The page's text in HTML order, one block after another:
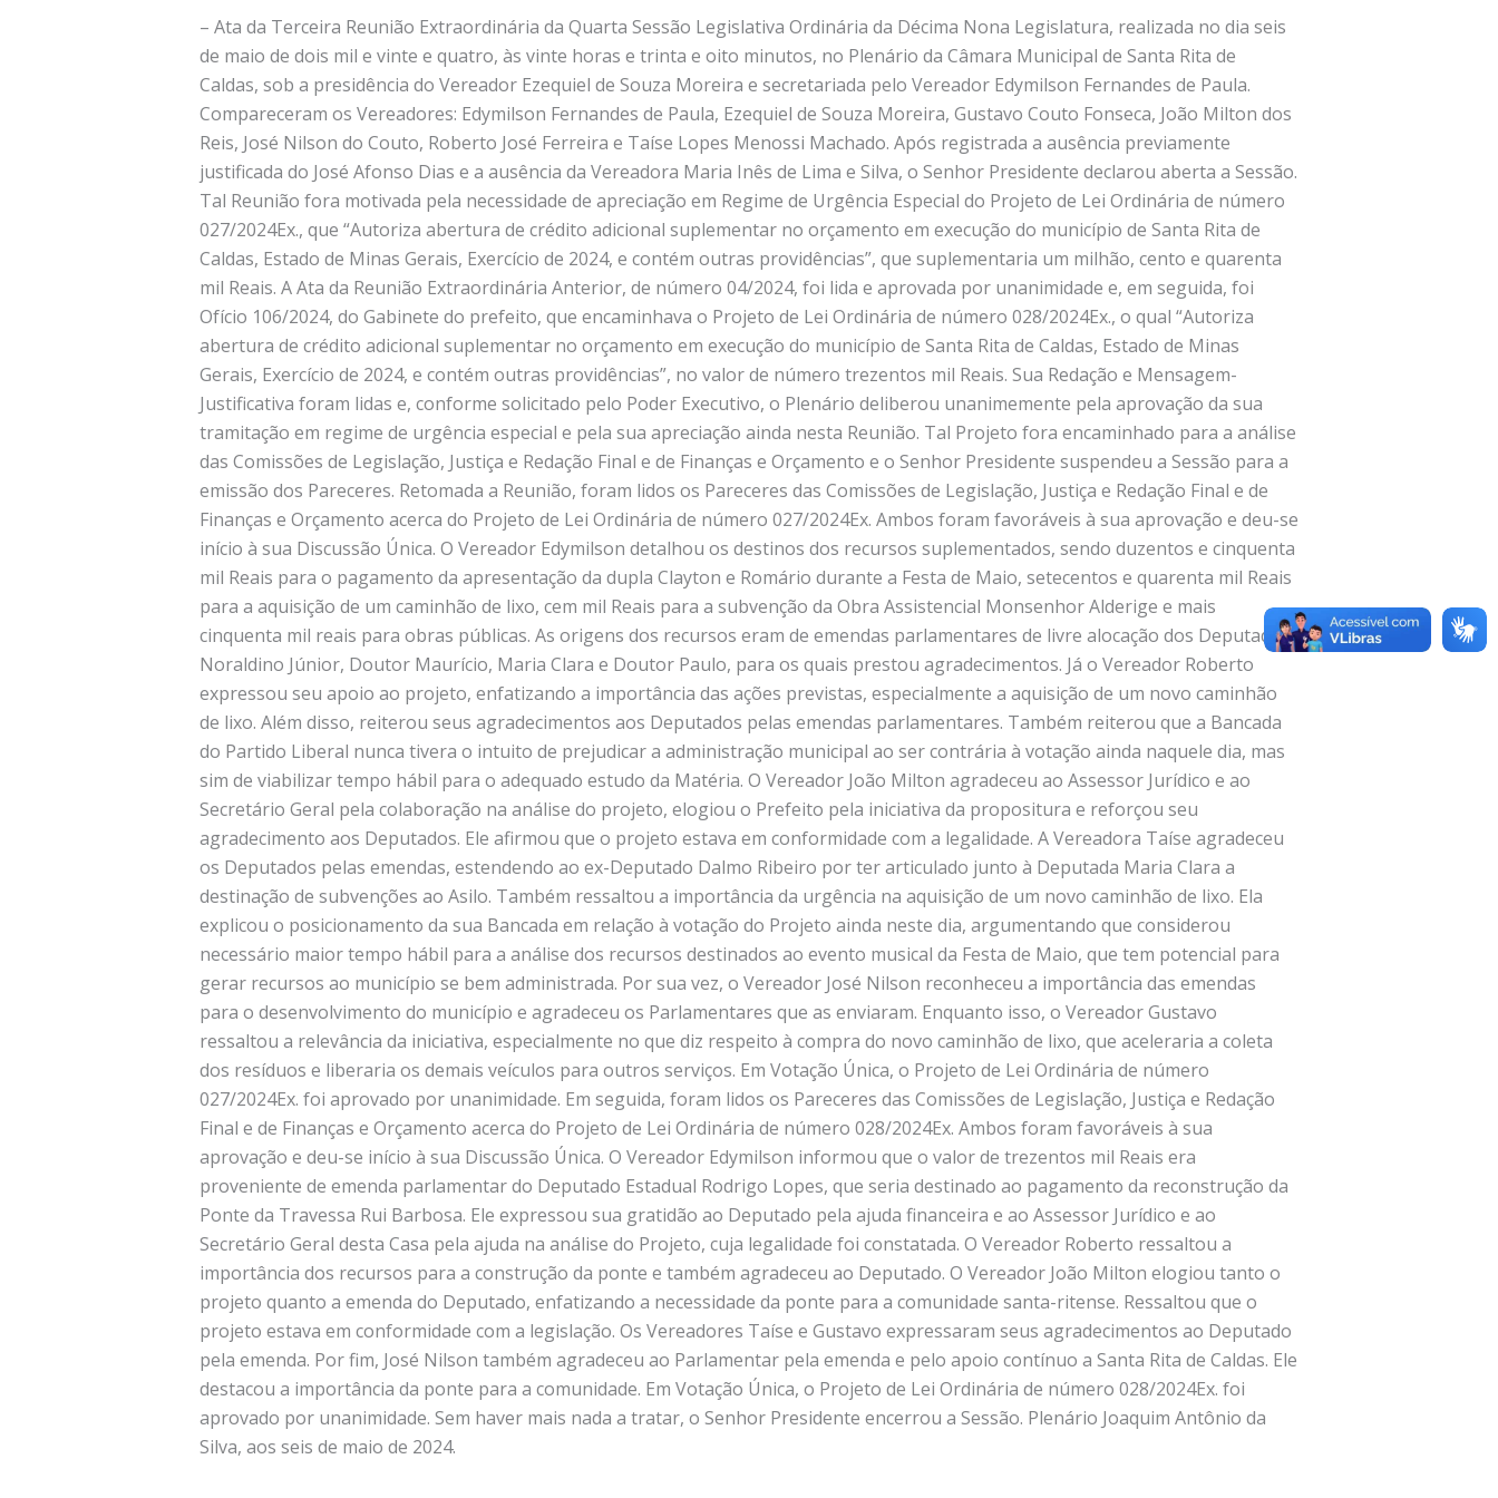
– Ata da Terceira Reunião Extraordinária da Quarta Sessão Legislativa Ordinária da Décima Nona Legislatura, realizada no dia seis
de maio de dois mil e vinte e quatro, às vinte horas e trinta e oito minutos, no Plenário da Câmara Municipal de Santa Rita de
Caldas, sob a presidência do Vereador Ezequiel de Souza Moreira e secretariada pelo Vereador Edymilson Fernandes de Paula.
Compareceram os Vereadores: Edymilson Fernandes de Paula, Ezequiel de Souza Moreira, Gustavo Couto Fonseca, João Milton dos
Reis, José Nilson do Couto, Roberto José Ferreira e Taíse Lopes Menossi Machado. Após registrada a ausência previamente
justificada do José Afonso Dias e a ausência da Vereadora Maria Inês de Lima e Silva, o Senhor Presidente declarou aberta a Sessão.
Tal Reunião fora motivada pela necessidade de apreciação em Regime de Urgência Especial do Projeto de Lei Ordinária de número
027/2024Ex., que “Autoriza abertura de crédito adicional suplementar no orçamento em execução do município de Santa Rita de
Caldas, Estado de Minas Gerais, Exercício de 2024, e contém outras providências”, que suplementaria um milhão, cento e quarenta
mil Reais. A Ata da Reunião Extraordinária Anterior, de número 04/2024, foi lida e aprovada por unanimidade e, em seguida, foi
Ofício 106/2024, do Gabinete do prefeito, que encaminhava o Projeto de Lei Ordinária de número 028/2024Ex., o qual “Autoriza
abertura de crédito adicional suplementar no orçamento em execução do município de Santa Rita de Caldas, Estado de Minas
Gerais, Exercício de 2024, e contém outras providências”, no valor de número trezentos mil Reais. Sua Redação e Mensagem-
Justificativa foram lidas e, conforme solicitado pelo Poder Executivo, o Plenário deliberou unanimemente pela aprovação da sua
tramitação em regime de urgência especial e pela sua apreciação ainda nesta Reunião. Tal Projeto fora encaminhado para a análise
das Comissões de Legislação, Justiça e Redação Final e de Finanças e Orçamento e o Senhor Presidente suspendeu a Sessão para a
emissão dos Pareceres. Retomada a Reunião, foram lidos os Pareceres das Comissões de Legislação, Justiça e Redação Final e de
Finanças e Orçamento acerca do Projeto de Lei Ordinária de número 027/2024Ex. Ambos foram favoráveis à sua aprovação e deu-se
início à sua Discussão Única. O Vereador Edymilson detalhou os destinos dos recursos suplementados, sendo duzentos e cinquenta
mil Reais para o pagamento da apresentação da dupla Clayton e Romário durante a Festa de Maio, setecentos e quarenta mil Reais
para a aquisição de um caminhão de lixo, cem mil Reais para a subvenção da Obra Assistencial Monsenhor Alderige e mais
cinquenta mil reais para obras públicas. As origens dos recursos eram de emendas parlamentares de livre alocação dos Deputados
Noraldino Júnior, Doutor Maurício, Maria Clara e Doutor Paulo, para os quais prestou agradecimentos. Já o Vereador Roberto
expressou seu apoio ao projeto, enfatizando a importância das ações previstas, especialmente a aquisição de um novo caminhão
de lixo. Além disso, reiterou seus agradecimentos aos Deputados pelas emendas parlamentares. Também reiterou que a Bancada
do Partido Liberal nunca tivera o intuito de prejudicar a administração municipal ao ser contrária à votação ainda naquele dia, mas
sim de viabilizar tempo hábil para o adequado estudo da Matéria. O Vereador João Milton agradeceu ao Assessor Jurídico e ao
Secretário Geral pela colaboração na análise do projeto, elogiou o Prefeito pela iniciativa da propositura e reforçou seu
agradecimento aos Deputados. Ele afirmou que o projeto estava em conformidade com a legalidade. A Vereadora Taíse agradeceu
os Deputados pelas emendas, estendendo ao ex-Deputado Dalmo Ribeiro por ter articulado junto à Deputada Maria Clara a
destinação de subvenções ao Asilo. Também ressaltou a importância da urgência na aquisição de um novo caminhão de lixo. Ela
explicou o posicionamento da sua Bancada em relação à votação do Projeto ainda neste dia, argumentando que considerou
necessário maior tempo hábil para a análise dos recursos destinados ao evento musical da Festa de Maio, que tem potencial para
gerar recursos ao município se bem administrada. Por sua vez, o Vereador José Nilson reconheceu a importância das emendas
para o desenvolvimento do município e agradeceu os Parlamentares que as enviaram. Enquanto isso, o Vereador Gustavo
ressaltou a relevância da iniciativa, especialmente no que diz respeito à compra do novo caminhão de lixo, que aceleraria a coleta
dos resíduos e liberaria os demais veículos para outros serviços. Em Votação Única, o Projeto de Lei Ordinária de número
027/2024Ex. foi aprovado por unanimidade. Em seguida, foram lidos os Pareceres das Comissões de Legislação, Justiça e Redação
Final e de Finanças e Orçamento acerca do Projeto de Lei Ordinária de número 028/2024Ex. Ambos foram favoráveis à sua
aprovação e deu-se início à sua Discussão Única. O Vereador Edymilson informou que o valor de trezentos mil Reais era
proveniente de emenda parlamentar do Deputado Estadual Rodrigo Lopes, que seria destinado ao pagamento da reconstrução da
Ponte da Travessa Rui Barbosa. Ele expressou sua gratidão ao Deputado pela ajuda financeira e ao Assessor Jurídico e ao
Secretário Geral desta Casa pela ajuda na análise do Projeto, cuja legalidade foi constatada. O Vereador Roberto ressaltou a
importância dos recursos para a construção da ponte e também agradeceu ao Deputado. O Vereador João Milton elogiou tanto o
projeto quanto a emenda do Deputado, enfatizando a necessidade da ponte para a comunidade santa-ritense. Ressaltou que o
projeto estava em conformidade com a legislação. Os Vereadores Taíse e Gustavo expressaram seus agradecimentos ao Deputado
pela emenda. Por fim, José Nilson também agradeceu ao Parlamentar pela emenda e pelo apoio contínuo a Santa Rita de Caldas. Ele
destacou a importância da ponte para a comunidade. Em Votação Única, o Projeto de Lei Ordinária de número 028/2024Ex. foi
aprovado por unanimidade. Sem haver mais nada a tratar, o Senhor Presidente encerrou a Sessão. Plenário Joaquim Antônio da
Silva, aos seis de maio de 2024.